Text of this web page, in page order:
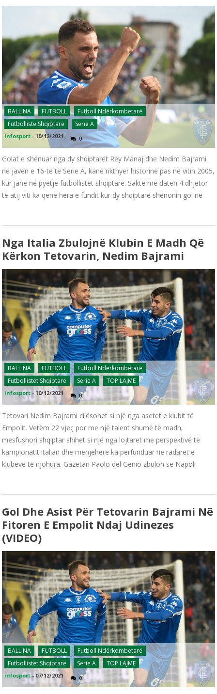
BALLINA FUTBOLL
Futboll Ndërkombëtarë
Futbollistë Shqiptarë
Serie A
infosport - 10/12/2021 0
Golat e shënuar nga dy shqiptarët Rey Manaj dhe Nedim Bajrami
në javën e 16-të të Serie A, kanë rikthyer historinë pas në vitin 2005,
kur janë në pyetje futbollistët shqiptarë. Saktë më datën 4 dhjetor
të atij viti ka qenë hera e fundit kur dy shqiptarë shënonin gol në
Nga Italia Zbulojnë Klubin E Madh Që
Kërkon Tetovarin, Nedim Bajrami
BALLINA FUTBOLL
Futboll Ndërkombëtarë
Futbollistët Shqiptarë
Serie A TOP LAJME
infosport - 10/12/2021 0
Tetovari Nedim Bajrami cilësohet si një nga asetet e klubit të
Empolit. Vetëm 22 vjeç por me një talent shumë të madh,
mesfushori shqiptar shihet si një nga lojtaret me perspektivë të
kampionatit italian dhe menjëherë ka përfunduar në radarët e
klubeve të njohura. Gazetari Paolo del Genio zbulon se Napoli
Gol Dhe Asist Për Tetovarin Bajrami Në
Fitoren E Empolit Ndaj Udinezes
(VIDEO)
BALLINA FUTBOLL
Futboll Ndërkombëtarë
Futbollistët Shqiptarë
Serie A TOP LAJME
infosport - 07/12/2021 0